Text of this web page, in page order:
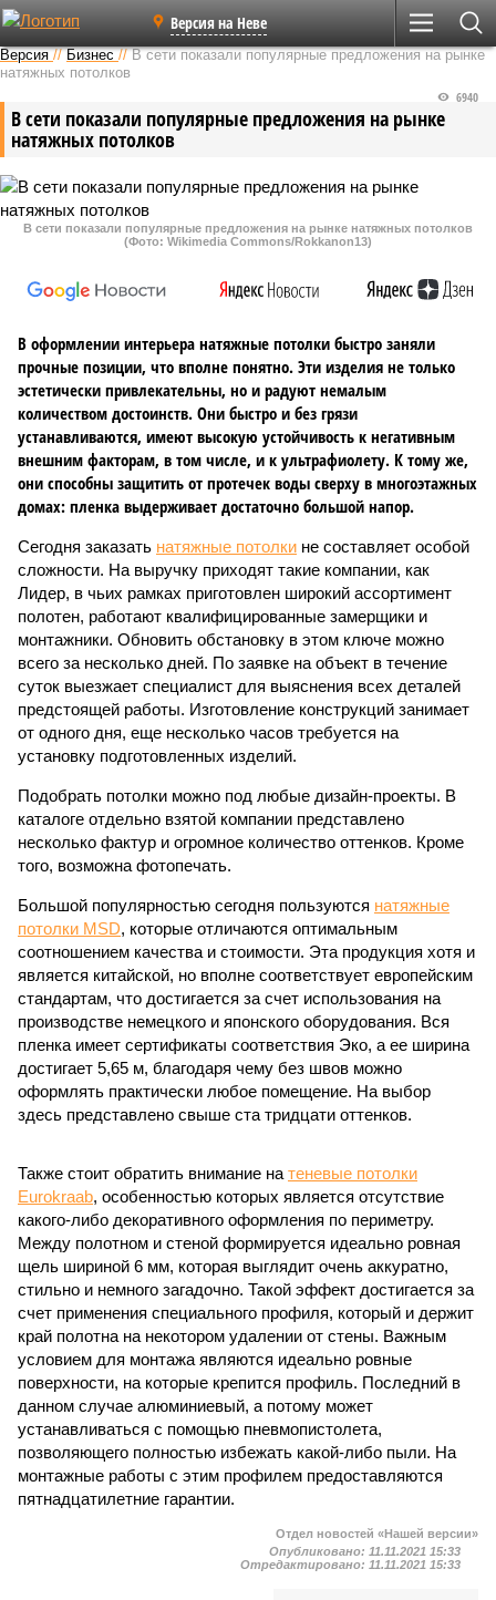
Версия на Неве
Версия //Бизнес //В сети показали популярные предложения на рынке
натяжных потолков
В сети показали популярные предложения на рынке
натяжных потолков
6940
В сети показали популярные предложения на рынке натяжных потолков
(Фото: Wikimedia Commons/Rokkanon13)
В оформлении интерьера натяжные потолки быстро заняли
прочные позиции, что вполне понятно. Эти изделия не только
эстетически привлекательны, но и радуют немалым
количеством достоинств. Они быстро и без грязи
устанавливаются, имеют высокую устойчивость к негативным
внешним факторам, в том числе, и к ультрафиолету. К тому же,
они способны защитить от протечек воды сверху в многоэтажных
домах: пленка выдерживает достаточно большой напор.
Сегодня заказать натяжные потолки не составляет особой
сложности. На выручку приходят такие компании, как
Лидер, в чьих рамках приготовлен широкий ассортимент
полотен, работают квалифицированные замерщики и
монтажники. Обновить обстановку в этом ключе можно
всего за несколько дней. По заявке на объект в течение
суток выезжает специалист для выяснения всех деталей
предстоящей работы. Изготовление конструкций занимает
от одного дня, еще несколько часов требуется на
установку подготовленных изделий.
Подобрать потолки можно под любые дизайн-проекты. В
каталоге отдельно взятой компании представлено
несколько фактур и огромное количество оттенков. Кроме
того, возможна фотопечать.
Большой популярностью сегодня пользуются натяжные
потолки MSD, которые отличаются оптимальным
соотношением качества и стоимости. Эта продукция хотя и
является китайской, но вполне соответствует европейским
стандартам, что достигается за счет использования на
производстве немецкого и японского оборудования. Вся
пленка имеет сертификаты соответствия Эко, а ее ширина
достигает 5,65 м, благодаря чему без швов можно
оформлять практически любое помещение. На выбор
здесь представлено свыше ста тридцати оттенков.
Также стоит обратить внимание на теневые потолки
Eurokraab, особенностью которых является отсутствие
какого-либо декоративного оформления по периметру.
Между полотном и стеной формируется идеально ровная
щель шириной 6 мм, которая выглядит очень аккуратно,
стильно и немного загадочно. Такой эффект достигается за
счет применения специального профиля, который и держит
край полотна на некотором удалении от стены. Важным
условием для монтажа являются идеально ровные
поверхности, на которые крепится профиль. Последний в
данном случае алюминиевый, а потому может
устанавливаться с помощью пневмопистолета,
позволяющего полностью избежать какой-либо пыли. На
монтажные работы с этим профилем предоставляются
пятнадцатилетние гарантии.
Отдел новостей «Нашей версии»
Опубликовано: 11.11.2021 15:33
Отредактировано: 11.11.2021 15:33